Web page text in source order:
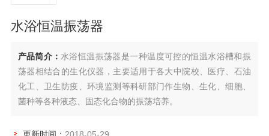
水浴恒温振荡器
产品简介： 水浴恒温振荡器是一种温度可控的恒温水浴槽和振
荡器相结合的生化仪器，主要适用于各大中院校、医疗、石油
化工、卫生防疫、环境监测等科研部门作生物、生化、细胞、
菌种等各种液态、固态化合物的振荡培养。